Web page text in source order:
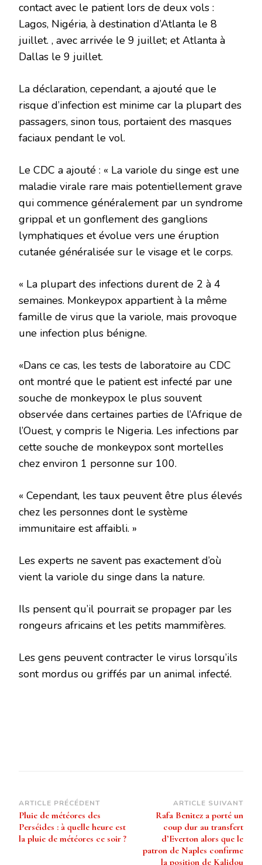
contact avec le patient lors de deux vols :
Lagos, Nigéria, à destination d’Atlanta le 8
juillet. , avec arrivée le 9 juillet; et Atlanta à
Dallas le 9 juillet.
La déclaration, cependant, a ajouté que le
risque d’infection est minime car la plupart des
passagers, sinon tous, portaient des masques
faciaux pendant le vol.
Le CDC a ajouté : « La variole du singe est une
maladie virale rare mais potentiellement grave
qui commence généralement par un syndrome
grippal et un gonflement des ganglions
lymphatiques et évolue vers une éruption
cutanée généralisée sur le visage et le corps.
« La plupart des infections durent de 2 à 4
semaines. Monkeypox appartient à la même
famille de virus que la variole, mais provoque
une infection plus bénigne.
«Dans ce cas, les tests de laboratoire au CDC
ont montré que le patient est infecté par une
souche de monkeypox le plus souvent
observée dans certaines parties de l’Afrique de
l’Ouest, y compris le Nigeria. Les infections par
cette souche de monkeypox sont mortelles
chez environ 1 personne sur 100.
« Cependant, les taux peuvent être plus élevés
chez les personnes dont le système
immunitaire est affaibli. »
Les experts ne savent pas exactement d’où
vient la variole du singe dans la nature.
Ils pensent qu’il pourrait se propager par les
rongeurs africains et les petits mammifères.
Les gens peuvent contracter le virus lorsqu’ils
sont mordus ou griffés par un animal infecté.
Navigation
d’article
ARTICLE PRÉCÉDENT
Pluie de météores des
Perséides : à quelle heure est
la pluie de météores ce soir ?
ARTICLE SUIVANT
Rafa Benitez a porté un
coup dur au transfert
d’Everton alors que le
patron de Naples confirme
la position de Kalidou